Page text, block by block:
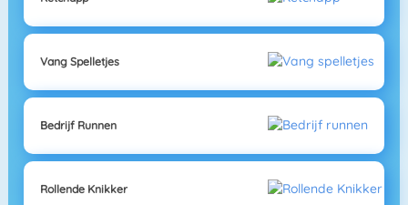
Vang Spelletjes
Bedrijf Runnen
Rollende Knikker